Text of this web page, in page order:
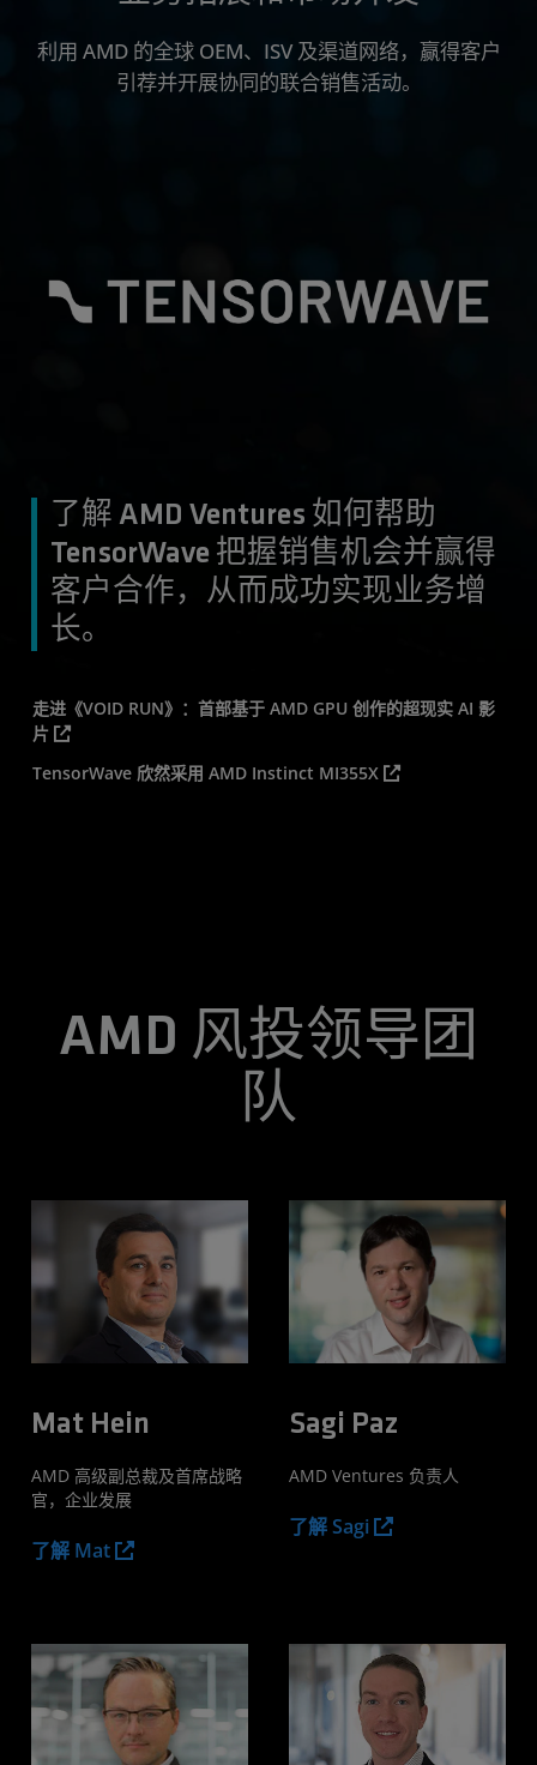
利用 AMD 的全球 OEM、ISV 及渠道网络，赢得客户
引荐并开展协同的联合销售活动。
了解 AMD Ventures 如何帮助
TensorWave 把握销售机会并赢得
客户合作，从而成功实现业务增
长。
走进《VOID RUN》：首部基于 AMD GPU 创作的超现实 AI 影
片
TensorWave 欣然采用 AMD Instinct MI355X
AMD 风投领导团
队
Mat Hein
AMD 高级副总裁及首席战略
官，企业发展
了解 Mat
Sagi Paz
AMD Ventures 负责人
了解 Sagi